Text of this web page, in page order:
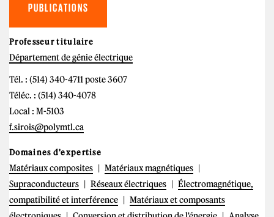
PUBLICATIONS
Professeur titulaire
Département de génie électrique
Tél. : (514) 340-4711 poste 3607
Téléc. : (514) 340-4078
Local : M-5103
f.sirois@polymtl.ca
Domaines d'expertise
Matériaux composites
Matériaux magnétiques
Supraconducteurs
Réseaux électriques
Électromagnétique,
compatibilité et interférence
Matériaux et composants